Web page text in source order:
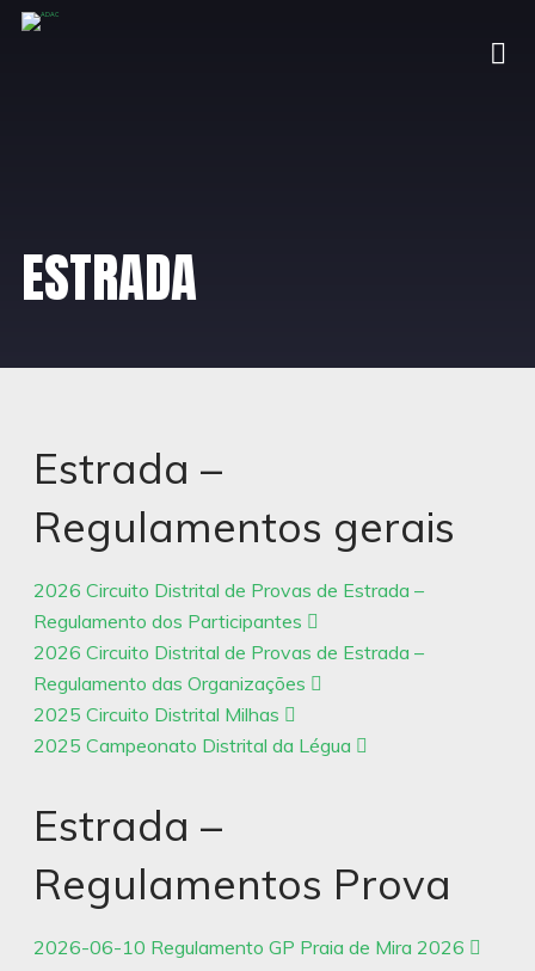
ESTRADA
Estrada –
Regulamentos gerais
2026 Circuito Distrital de Provas de Estrada –
Regulamento dos Participantes
2026 Circuito Distrital de Provas de Estrada –
Regulamento das Organizações
2025 Circuito Distrital Milhas
2025 Campeonato Distrital da Légua
Estrada –
Regulamentos Prova
2026-06-10 Regulamento GP Praia de Mira 2026